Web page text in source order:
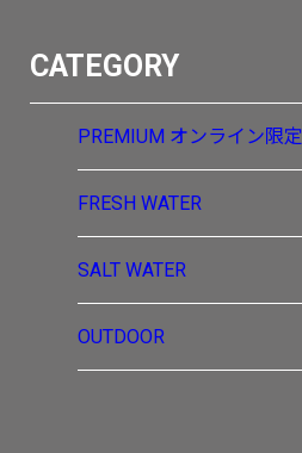
CATEGORY
PREMIUM オンライン限定
FRESH WATER
SALT WATER
OUTDOOR